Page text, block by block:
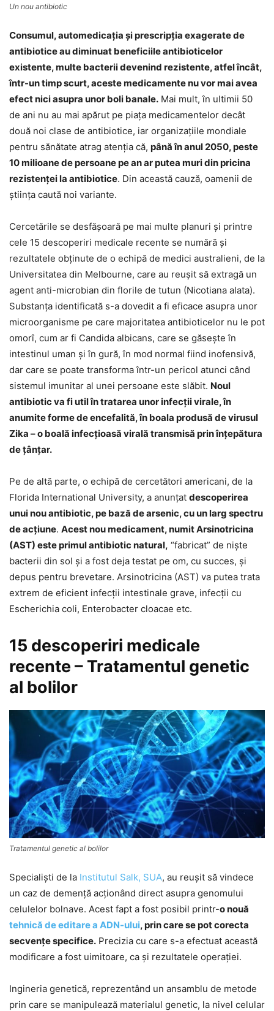
Un nou antibiotic
Consumul, automedicaţia şi prescripţia exagerate de
antibiotice au diminuat beneficiile antibioticelor
existente, multe bacterii devenind rezistente, atfel încât,
într-un timp scurt, aceste medicamente nu vor mai avea
efect nici asupra unor boli banale. Mai mult, în ultimii 50
de ani nu au mai apărut pe piaţa medicamentelor decât
două noi clase de antibiotice, iar organizaţiile mondiale
pentru sănătate atrag atenţia că, până în anul 2050, peste
10 milioane de persoane pe an ar putea muri din pricina
rezistenţei la antibiotice. Din această cauză, oamenii de
ştiinţa caută noi variante.
Cercetările se desfăşoară pe mai multe planuri şi printre
cele 15 descoperiri medicale recente se numără şi
rezultatele obţinute de o echipă de medici australieni, de la
Universitatea din Melbourne, care au reuşit să extragă un
agent anti-microbian din florile de tutun (Nicotiana alata).
Substanţa identificată s-a dovedit a fi eficace asupra unor
microorganisme pe care majoritatea antibioticelor nu le pot
omorî, cum ar fi Candida albicans, care se găseşte în
intestinul uman şi în gură, în mod normal fiind inofensivă,
dar care se poate transforma într-un pericol atunci când
sistemul imunitar al unei persoane este slăbit. Noul
antibiotic va fi util în tratarea unor infecţii virale, în
anumite forme de encefalită, în boala produsă de virusul
Zika – o boală infecţioasă virală transmisă prin înţepătura
de ţânţar.
Pe de altă parte, o echipă de cercetători americani, de la
Florida International University, a anunţat descoperirea
unui nou antibiotic, pe bază de arsenic, cu un larg spectru
de acţiune. Acest nou medicament, numit Arsinotricina
(AST) este primul antibiotic natural, “fabricat” de nişte
bacterii din sol şi a fost deja testat pe om, cu succes, şi
depus pentru brevetare. Arsinotricina (AST) va putea trata
extrem de eficient infecţii intestinale grave, infecţii cu
Escherichia coli, Enterobacter cloacae etc.
15 descoperiri medicale
recente – Tratamentul genetic
al bolilor
Tratamentul genetic al bolilor
Specialişti de la Institutul Salk, SUA, au reuşit să vindece
un caz de demenţă acţionând direct asupra genomului
celulelor bolnave. Acest fapt a fost posibil printr-o nouă
tehnică de editare a ADN-ului, prin care se pot corecta
secvenţe specifice. Precizia cu care s-a efectuat această
modificare a fost uimitoare, ca şi rezultatele operaţiei.
Ingineria genetică, reprezentând un ansamblu de metode
prin care se manipulează materialul genetic, la nivel celular